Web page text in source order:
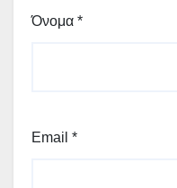
Όνομα *
Email *